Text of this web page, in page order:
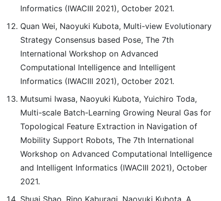
Informatics (IWACIII 2021), October 2021.
Quan Wei, Naoyuki Kubota, Multi-view Evolutionary
Strategy Consensus based Pose, The 7th
International Workshop on Advanced
Computational Intelligence and Intelligent
Informatics (IWACIII 2021), October 2021.
Mutsumi Iwasa, Naoyuki Kubota, Yuichiro Toda,
Multi-scale Batch-Learning Growing Neural Gas for
Topological Feature Extraction in Navigation of
Mobility Support Robots, The 7th International
Workshop on Advanced Computational Intelligence
and Intelligent Informatics (IWACIII 2021), October
2021.
Shuai Shao, Rino Kaburagi, Naoyuki Kubota, A